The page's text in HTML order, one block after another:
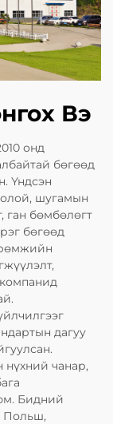
Вэ
онд
бөгөөд
Үндсэн
шугамын
бөмбөлөгт
бөгөөд
дагуу
нүхний чанар,
Бидний
Польш,